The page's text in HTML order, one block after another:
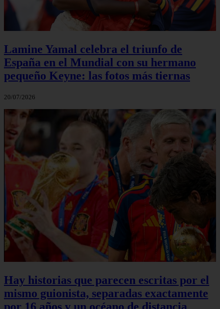
Lamine Yamal celebra el triunfo de
España en el Mundial con su hermano
pequeño Keyne: las fotos más tiernas
20/07/2026
Hay historias que parecen escritas por el
mismo guionista, separadas exactamente